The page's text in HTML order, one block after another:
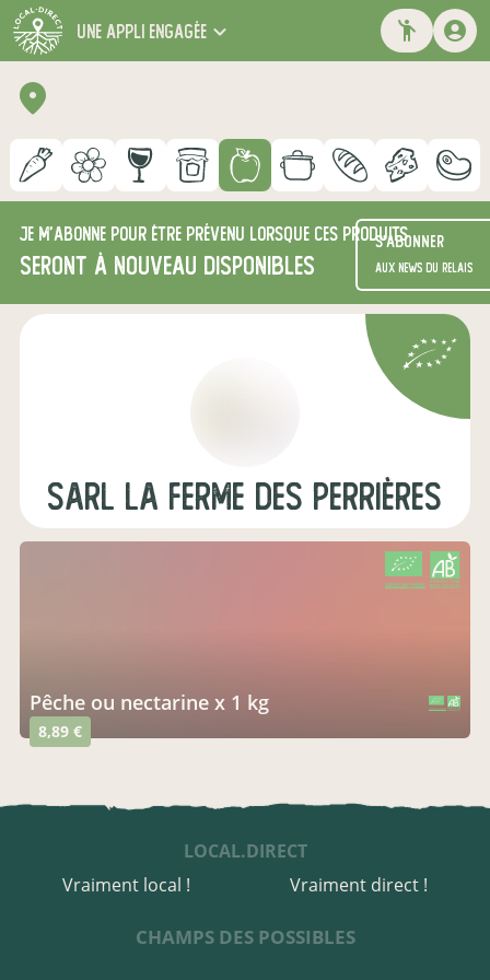
une appli engagée
Je m'abonne pour être prévenu lorsque ces produits
seront à nouveau disponibles
S'abonner
aux news du relais
SARL La Ferme des Perrières
Pêche ou nectarine x 1 kg
8,89 €
CERTIFIÉ PAR FR-BIO-01
AGRICULTURE FRANCE
LOCAL.DIRECT
Vraiment local !
Vraiment direct !
CHAMPS DES POSSIBLES